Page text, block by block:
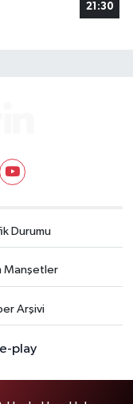
21:30
Durumu
Manşetler
Arşivi